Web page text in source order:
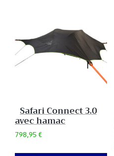
Safari Connect 3.0
avec hamac
798,95€